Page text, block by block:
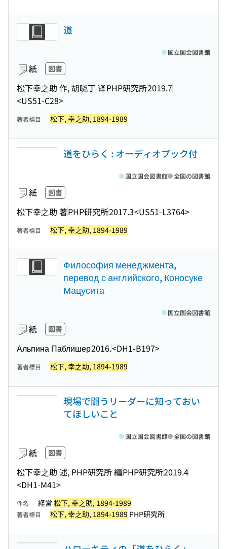
道
紙 図書
松下幸之助 作, 胡晓丁 译PHP研究所2019.7
<US51-C28>
国立国会図書館
著者標目 松下, 幸之助, 1894-1989
道をひらく : オーディオブック付
紙 図書
松下幸之助 著PHP研究所2017.3<US51-L3764>
国立国会図書館 全国の図書館
著者標目 松下, 幸之助, 1894-1989
Философия менеджмента,
перевод с английского, Коносуке
Мацусита
紙 図書
Альпина Паблишер2016.<DH1-B197>
国立国会図書館
著者標目 松下, 幸之助, 1894-1989
現場で闘うリーダーに知っておい
てほしいこと
紙 図書
松下幸之助 述, PHP研究所 編PHP研究所2019.4
<DH1-M41>
国立国会図書館 全国の図書館
件名 経営 松下, 幸之助, 1894-1989
著者標目 松下, 幸之助, 1894-1989 PHP研究所